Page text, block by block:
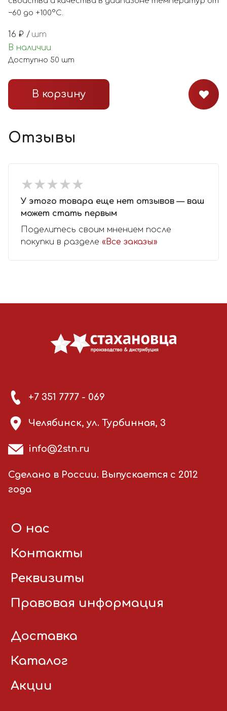
−60 до +100°С.
16 ₽ / шт
В наличии
Доступно 50 шт
В корзину
Отзывы
★★★★★
★★★★★
У этого товара еще нет отзывов — ваш
может стать первым
Поделитесь своим мнением после
покупки в разделе «Все заказы»
+7 351 7777 - 069
Челябинск, ул. Турбинная, 3
info@2stn.ru
Сделано в России. Выпускается с 2012
года
О нас
Контакты
Реквизиты
Правовая информация
Доставка
Каталог
Акции